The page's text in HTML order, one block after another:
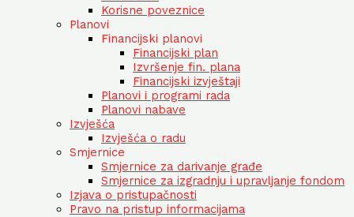
Korisne poveznice
Planovi
Financijski planovi
Financijski plan
Izvršenje fin. plana
Financijski izvještaji
Planovi i programi rada
Planovi nabave
Izvješća
Izvješća o radu
Smjernice
Smjernice za darivanje građe
Smjernice za izgradnju i upravljanje fondom
Izjava o pristupačnosti
Pravo na pristup informacijama